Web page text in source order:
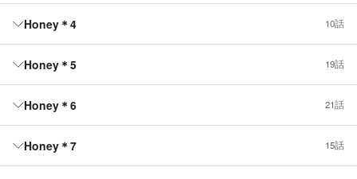
Honey＊4 10話
Honey＊5 19話
Honey＊6 21話
Honey＊7 15話